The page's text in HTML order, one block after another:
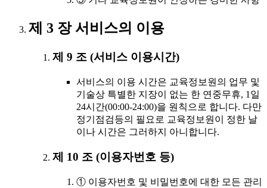
제 3 장 서비스의 이용
제 9 조 (서비스 이용시간)
서비스의 이용 시간은 교육정보원의 업무 및
기술상 특별한 지장이 없는 한 연중무휴, 1일
24시간(00:00-24:00)을 원칙으로 합니다. 다만
정기점검등의 필요로 교육정보원이 정한 날
이나 시간은 그러하지 아니합니다.
제 10 조 (이용자번호 등)
① 이용자번호 및 비밀번호에 대한 모든 관리